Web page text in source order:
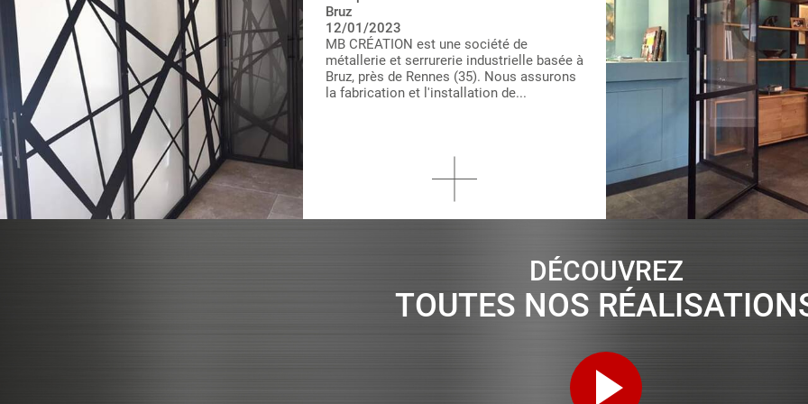
12/01/2023
VOUS AVEZ ENVIE D'UNE TERRASSE AU
SOL,SUR PILOTIS, D'UN BALCON POUR L'
ETE 2023, N'ATTENDEZ PAS FAITES NOUS
PART DE VOS DEMANDES DÈS A...
DÉCOUVREZ
TOUTES NOS